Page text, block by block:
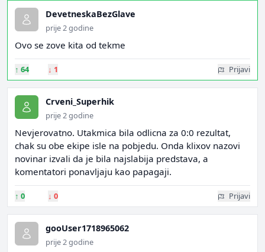
DevetneskaBezGlave
prije 2 godine
Ovo se zove kita od tekme
↑ 64 ↓ 1 Prijavi
Crveni_Superhik
prije 2 godine
Nevjerovatno. Utakmica bila odlicna za 0:0 rezultat,
chak su obe ekipe isle na pobjedu. Onda klixov nazovi
novinar izvali da je bila najslabija predstava, a
komentatori ponavljaju kao papagaji.
↑ 0 ↓ 0 Prijavi
gooUser1718965062
prije 2 godine